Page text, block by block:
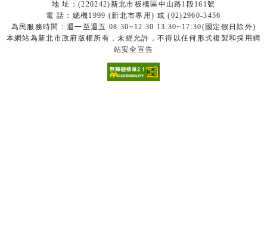
地 址：(220242)新北市板橋區中山路1段161號
電 話：總機1999 (新北市專用) 或 (02)2960-3456
為民服務時間：週一至週五 08:30~12:30 13:30~17:30(國定假日除外)
本網站為新北市政府版權所有，未經允許，不得以任何形式複製和採用網
站安全宣告